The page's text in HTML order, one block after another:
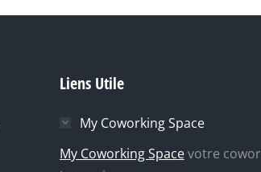
Liens Utile
My Coworking Space
My Coworking Spacevotre